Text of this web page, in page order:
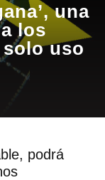
una
los
uso
podrá